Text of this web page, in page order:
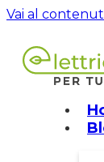
Vai al